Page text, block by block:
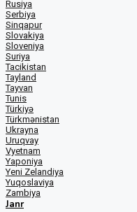
Rusiya
Serbiya
Sinqapur
Slovakiya
Sloveniya
Suriya
Tacikistan
Tayland
Tayvan
Tunis
Türkiyə
Türkmənistan
Ukrayna
Uruqvay
Vyetnam
Yaponiya
Yeni Zelandiya
Yuqoslaviya
Zambiya
Janr